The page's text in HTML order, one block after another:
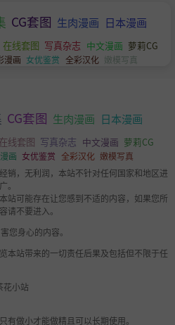
CG套图 生肉漫画 日本漫画
在线套图 写真杂志 中文漫画 萝莉CG
漫画 女优鉴赏 全彩汉化 嫩模写真
CG套图 生肉漫画 日本漫画
在线套图 写真杂志 中文漫画 萝莉CG
画 女优鉴赏 全彩汉化 嫩模写真
销，无利润，本站不针对任何国家和地区进
。
站可能存在让您感到不适的内容，如果您所
请不要进入。
您身心的内容。
本站带来的一切责任后果及包括但不限于任
花小站
有做小才能做精且可以长期使用。